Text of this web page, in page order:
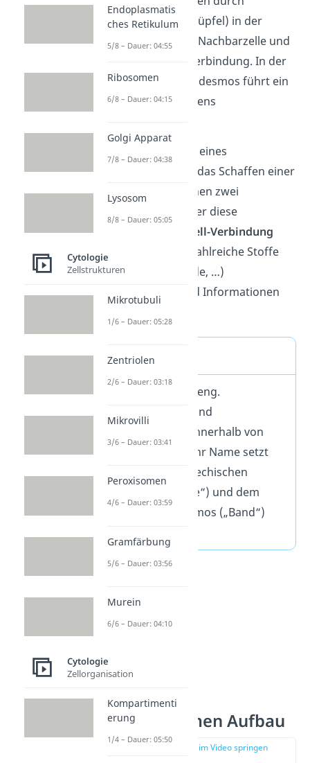
Aussparungen (= Tüpfel) in der
Zellwandzu einer Nachbarzelle und
schaffen so eine Verbindung. In der
Mitte eines Plasmodesmos führt ein
Zentralstrang namens
Die Hauptfunktion eines
Plasmodesmos ist das Schaffen einer
Verbindung zwischen zwei
Pflanzenzellen. Über diese
Zell-Zell-Verbindung
können Pflanzen zahlreiche Stoffe
(z.B. Proteine, Lipide, …)
transportieren und Informationen
Definition
Plasmodesmen (eng.
plasmodesma) sind
Plasmastränge innerhalb von
Pflanzenzellen. Ihr Name setzt
sich aus dem griechischen
plasmo („Gebilde“) und dem
lateinischen desmos („Band“)
Plasmodesmen Aufbau
zur Stelle im Video springen
Endoplasmatis
ches Retikulum
5/8 – Dauer: 04:55
Ribosomen
6/8 – Dauer: 04:15
Golgi Apparat
7/8 – Dauer: 04:38
Lysosom
8/8 – Dauer: 05:05
Cytologie
Zellstrukturen
Mikrotubuli
1/6 – Dauer: 05:28
Zentriolen
2/6 – Dauer: 03:18
Mikrovilli
3/6 – Dauer: 03:41
Peroxisomen
4/6 – Dauer: 03:59
Gramfärbung
5/6 – Dauer: 03:56
Murein
6/6 – Dauer: 04:10
Cytologie
Zellorganisation
Kompartimenti
erung
1/4 – Dauer: 05:50